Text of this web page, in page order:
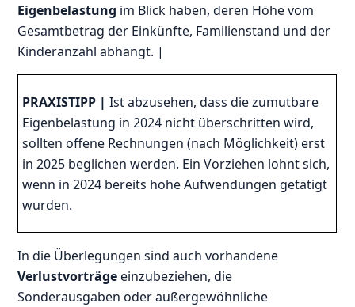
Eigenbelastung im Blick haben, deren Höhe vom
Gesamtbetrag der Einkünfte, Familienstand und der
Kinderanzahl abhängt. |
PRAXISTIPP |Ist abzusehen, dass die zumutbare
Eigenbelastung in 2024 nicht überschritten wird,
sollten offene Rechnungen (nach Möglichkeit) erst
in 2025 beglichen werden. Ein Vorziehen lohnt sich,
wenn in 2024 bereits hohe Aufwendungen getätigt
wurden.
In die Überlegungen sind auch vorhandene
Verlustvorträgeeinzubeziehen, die
Sonderausgaben oder außergewöhnliche